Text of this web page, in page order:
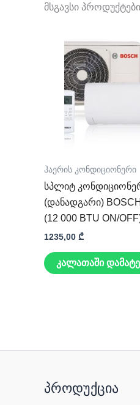
მსგავსი პროდუქტები
ჰაერის კონდიციონერი
სპლიტ
(დანადგარი)
(12 000 BTU ON/
1235,00 ₾
კალათაში
პროდუქცია